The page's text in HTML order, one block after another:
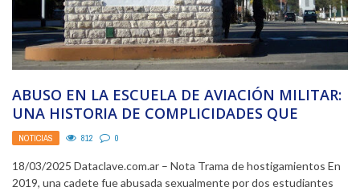
ABUSO EN LA ESCUELA DE AVIACIÓN MILITAR:
UNA HISTORIA DE COMPLICIDADES QUE
AFECTA AL BRIGADIER ...
NOTICIAS 812 0
18/03/2025 Dataclave.com.ar – Nota Trama de hostigamientos En
2019, una cadete fue abusada sexualmente por dos estudiantes